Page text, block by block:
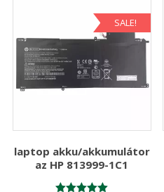
SALE!
laptop akku/akkumulátor
az HP 813999-1C1